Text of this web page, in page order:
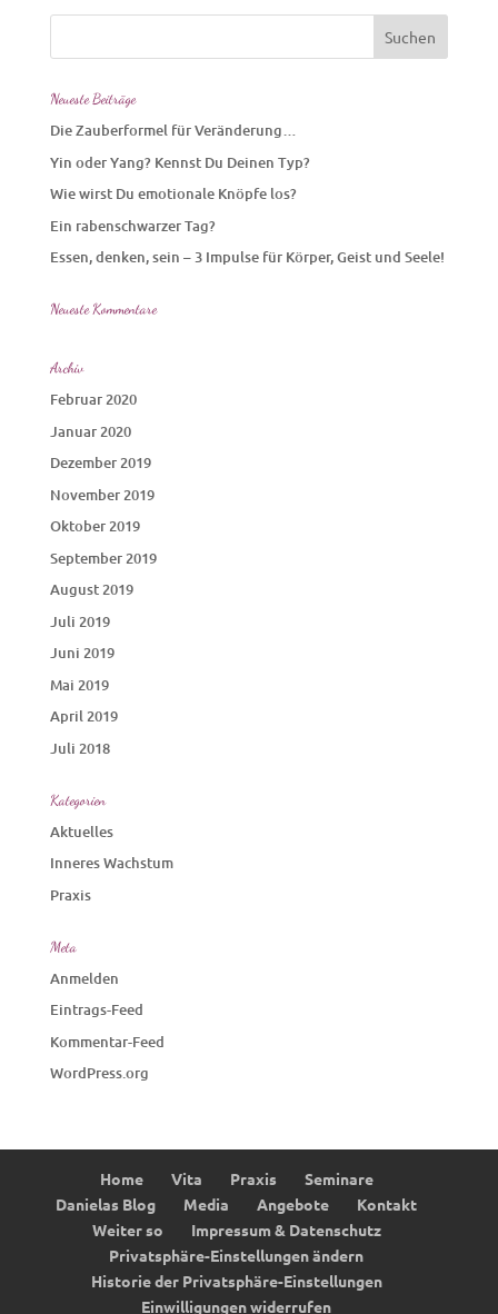
Neueste Beiträge
Die Zauberformel für Veränderung…
Yin oder Yang? Kennst Du Deinen Typ?
Wie wirst Du emotionale Knöpfe los?
Ein rabenschwarzer Tag?
Essen, denken, sein – 3 Impulse für Körper, Geist und Seele!
Neueste Kommentare
Archiv
Februar 2020
Januar 2020
Dezember 2019
November 2019
Oktober 2019
September 2019
August 2019
Juli 2019
Juni 2019
Mai 2019
April 2019
Juli 2018
Kategorien
Aktuelles
Inneres Wachstum
Praxis
Meta
Anmelden
Eintrags-Feed
Kommentar-Feed
WordPress.org
Home Vita Praxis
Seminare
Danielas Blog
Media Angebote
Kontakt
Weiter so
Impressum & Datenschutz
Privatsphäre-Einstellungen ändern
Historie der Privatsphäre-Einstellungen
Einwilligungen widerrufen